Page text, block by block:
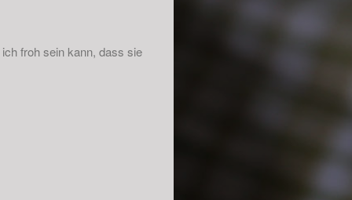
froh sein kann, dass sie